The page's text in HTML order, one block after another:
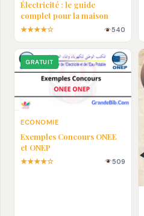
Électricité : le guide
complet pour la maison
★★★★☆ 540
GRATUIT
ECONOMIE
Exemples Concours ONEE
et ONEP
★★★★☆ 509